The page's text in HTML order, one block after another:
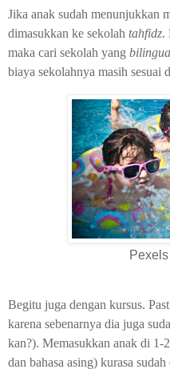
Jika anak sudah menunjukkan
dimasukkan ke sekolah tahfidz.
maka cari sekolah yang
biaya sekolahnya masih sesuai
Begitu juga dengan kursus.
karena sebenarnya dia juga
kan?). Memasukkan anak di 1-
dan bahasa asing) kurasa